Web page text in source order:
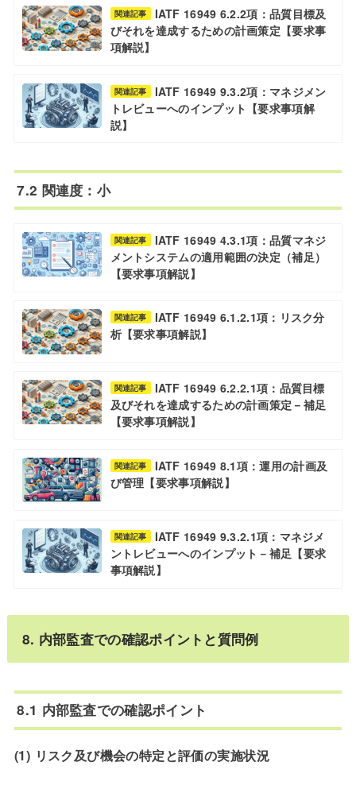
関連記事
IATF 16949 6.2.2項：品質目標及
びそれを達成するための計画策定【要求事
項解説】
関連記事
IATF 16949 9.3.2項：マネジメン
トレビューへのインプット【要求事項解
説】
7.2 関連度：小
関連記事
IATF 16949 4.3.1項：品質マネジ
メントシステムの適用範囲の決定（補足）
【要求事項解説】
関連記事
IATF 16949 6.1.2.1項：リスク分
析【要求事項解説】
関連記事
IATF 16949 6.2.2.1項：品質目標
及びそれを達成するための計画策定－補足
【要求事項解説】
関連記事
IATF 16949 8.1項：運用の計画及
び管理【要求事項解説】
関連記事
IATF 16949 9.3.2.1項：マネジメ
ントレビューへのインプット－補足【要求
事項解説】
8. 内部監査での確認ポイントと質問例
8.1 内部監査での確認ポイント
(1) リスク及び機会の特定と評価の実施状況